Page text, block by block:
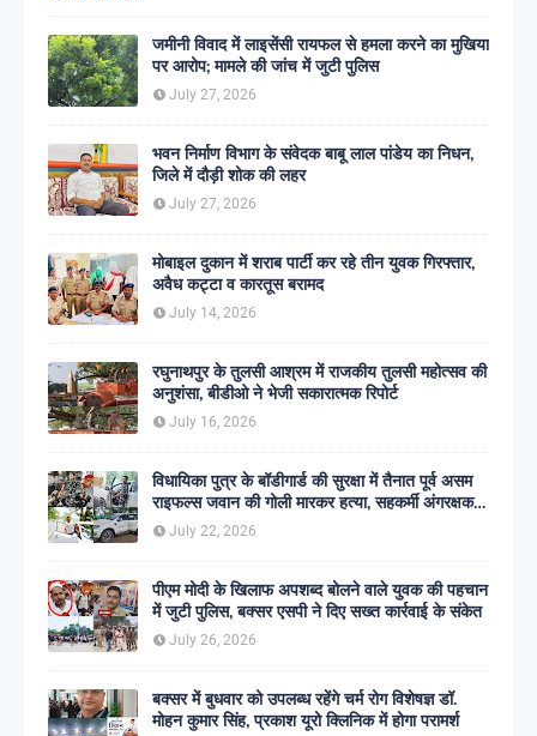
जमीनी विवाद में लाइसेंसी रायफल से हमला करने का मुखिया
पर आरोप; मामले की जांच में जुटी पुलिस
July 27, 2026
भवन निर्माण विभाग के संवेदक बाबू लाल पांडेय का निधन,
जिले में दौड़ी शोक की लहर
July 27, 2026
मोबाइल दुकान में शराब पार्टी कर रहे तीन युवक गिरफ्तार,
अवैध कट्टा व कारतूस बरामद
July 14, 2026
रघुनाथपुर के तुलसी आश्रम में राजकीय तुलसी महोत्सव की
अनुशंसा, बीडीओ ने भेजी सकारात्मक रिपोर्ट
July 16, 2026
विधायिका पुत्र के बॉडीगार्ड की सुरक्षा में तैनात पूर्व असम
राइफल्स जवान की गोली मारकर हत्या, सहकर्मी अंगरक्षक
गिरफ्तार
July 22, 2026
पीएम मोदी के खिलाफ अपशब्द बोलने वाले युवक की पहचान
में जुटी पुलिस, बक्सर एसपी ने दिए सख्त कार्रवाई के संकेत
July 26, 2026
बक्सर में बुधवार को उपलब्ध रहेंगे चर्म रोग विशेषज्ञ डॉ.
मोहन कुमार सिंह, प्रकाश यूरो क्लिनिक में होगा परामर्श